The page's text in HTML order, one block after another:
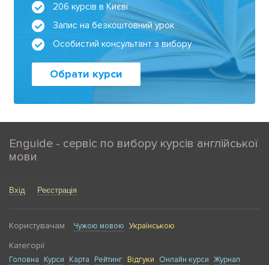
206 курсів в Києві
Запис на безкоштовний урок
Особистий консультант з вибору
Обрати курси
Enguide - сервіс по вибору курсів англійської
мови
Вхід Реєстрація
Користувачам Чужою мовою Українською
Категорії
Головна Курси Карта Рейтинг Відгуки Онлайн курси Журнал